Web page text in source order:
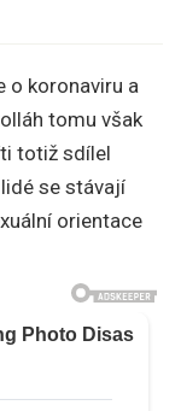
o koronaviru a
tomu však
totiž sdílel
se stávají
orientace